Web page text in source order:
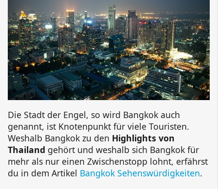
Die Stadt der Engel, so wird Bangkok auch
genannt, ist Knotenpunkt für viele Touristen.
Weshalb Bangkok zu den Highlights von
Thailand gehört und weshalb sich Bangkok für
mehr als nur einen Zwischenstopp lohnt, erfährst
du in dem Artikel Bangkok Sehenswürdigkeiten.